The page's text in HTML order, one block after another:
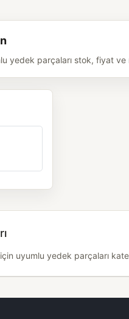
yedek parçaları stok, fiyat
uyumlu yedek parçaları